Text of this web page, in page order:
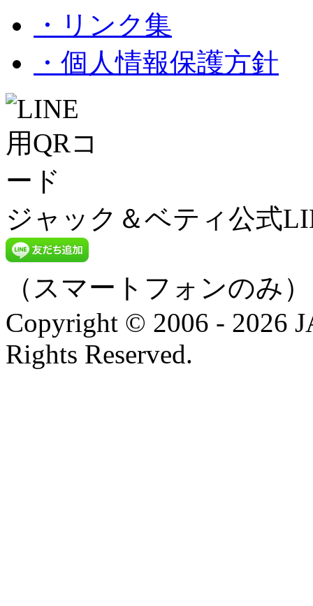
・リンク集
・個人情報保護方針
ジャック＆ベティ公式
（スマートフォンのみ）
Copyright © 2006 - 2026
Rights Reserved.